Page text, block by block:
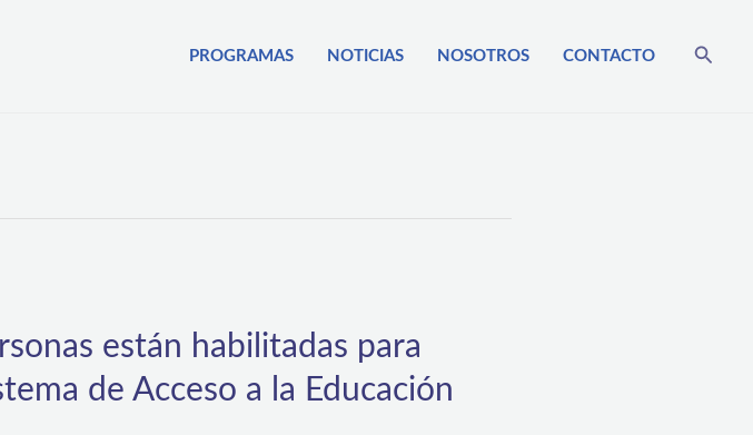
PROGRAMAS NOTICIAS NOSOTROS CONTACTO Buscar
están habilitadas para
de Acceso a la Educación